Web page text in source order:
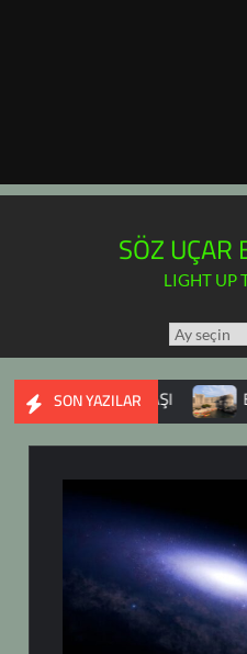
SÖZ UÇAR
LIGHT UP
TÜM
YAZILAR
TAKVİMİ
SON YAZILAR
İÇ SAVAŞI BALKAN